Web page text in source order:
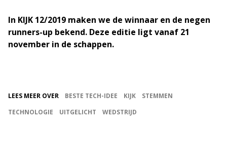
In KIJK 12/2019 maken we de winnaar en de negen
runners-up bekend. Deze editie ligt vanaf 21
november in de schappen.
LEES MEER OVER BESTE TECH-IDEE KIJK
STEMMEN
TECHNOLOGIE
UITGELICHT WEDSTRIJD